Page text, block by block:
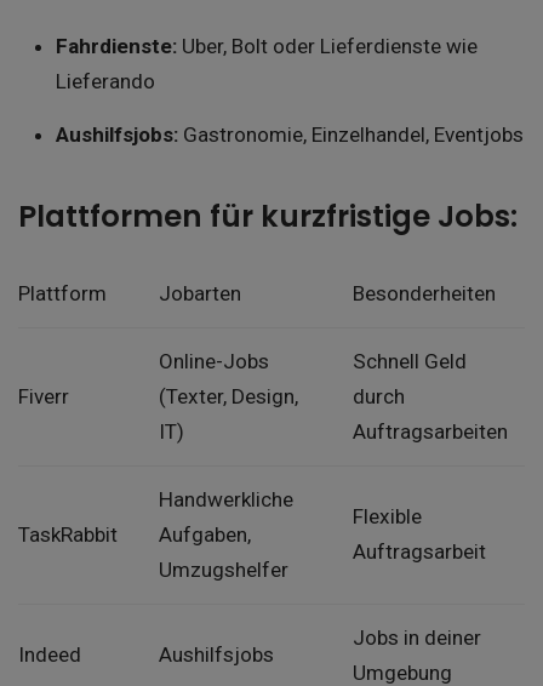
Fahrdienste:Uber, Bolt oder Lieferdienste wie
Lieferando
Aushilfsjobs:Gastronomie, Einzelhandel, Eventjobs
Plattformen für kurzfristige Jobs:
Plattform Jobarten Besonderheiten
Fiverr
Online-Jobs
(Texter, Design,
IT)
Schnell Geld
durch
Auftragsarbeiten
TaskRabbit
Handwerkliche
Aufgaben,
Umzugshelfer
Flexible
Auftragsarbeit
Indeed Aushilfsjobs
Jobs in deiner
Umgebung